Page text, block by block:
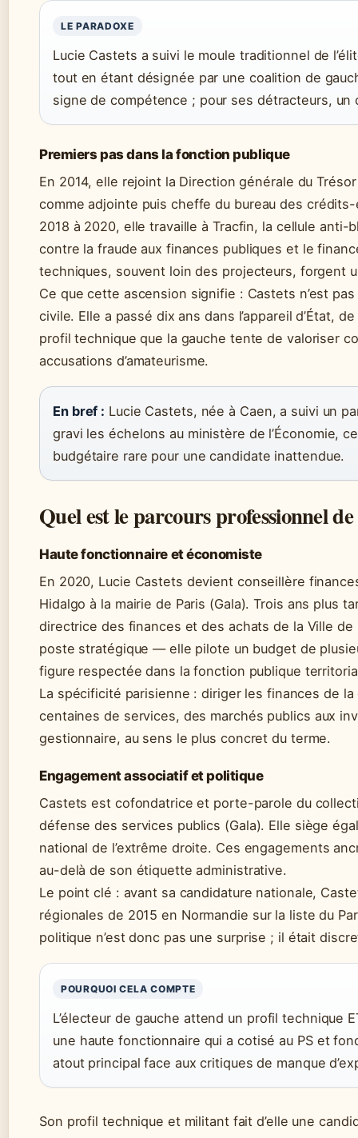
LE PARADOXE
Lucie Castets a suivi le moule traditionnel de
tout en étant désignée par une coalition de
signe de compétence ; pour ses détracteurs, un
Premiers pas dans la fonction publique
En 2014, elle rejoint la Direction générale du
comme adjointe puis cheffe du bureau des
2018 à 2020, elle travaille à Tracfin, la cellule
contre la fraude aux finances publiques et le
techniques, souvent loin des projecteurs, forgent
Ce que cette ascension signifie : Castets n’est
civile. Elle a passé dix ans dans l’appareil d’État,
profil technique que la gauche tente de valoriser
accusations d’amateurisme.
En bref : Lucie Castets, née à Caen, a suivi un
gravi les échelons au ministère de l’Économie,
budgétaire rare pour une candidate inattendue.
Quel est le parcours professionnel
Haute fonctionnaire et économiste
En 2020, Lucie Castets devient conseillère
Hidalgo à la mairie de Paris (Gala). Trois ans plus
directrice des finances et des achats de la Ville
poste stratégique — elle pilote un budget de
figure respectée dans la fonction publique
La spécificité parisienne : diriger les finances de
centaines de services, des marchés publics aux
gestionnaire, au sens le plus concret du terme.
Engagement associatif et politique
Castets est cofondatrice et porte-parole du
défense des services publics (Gala). Elle siège
national de l’extrême droite. Ces engagements
au-delà de son étiquette administrative.
Le point clé : avant sa candidature nationale,
régionales de 2015 en Normandie sur la liste du
politique n’est donc pas une surprise ; il était
POURQUOI CELA COMPTE
L’électeur de gauche attend un profil technique
une haute fonctionnaire qui a cotisé au PS et
atout principal face aux critiques de manque
Son profil technique et militant fait d’elle une